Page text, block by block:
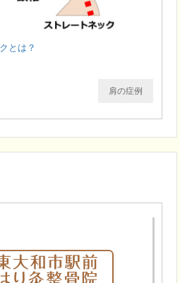
とは？
肩の症例